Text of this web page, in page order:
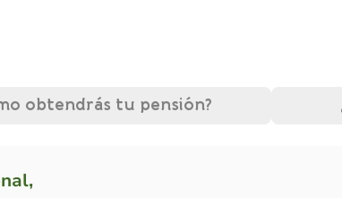
obtendrás tu pensión?